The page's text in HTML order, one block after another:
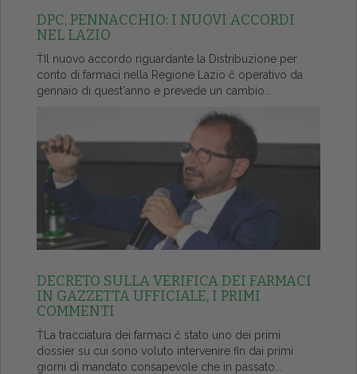
DPC, PENNACCHIO: I NUOVI ACCORDI
NEL LAZIO
ŤIl nuovo accordo riguardante la Distribuzione per
conto di farmaci nella Regione Lazio č operativo da
gennaio di quest'anno e prevede un cambio...
DECRETO SULLA VERIFICA DEI FARMACI
IN GAZZETTA UFFICIALE, I PRIMI
COMMENTI
ŤLa tracciatura dei farmaci č stato uno dei primi
dossier su cui sono voluto intervenire fin dai primi
giorni di mandato consapevole che in passato...